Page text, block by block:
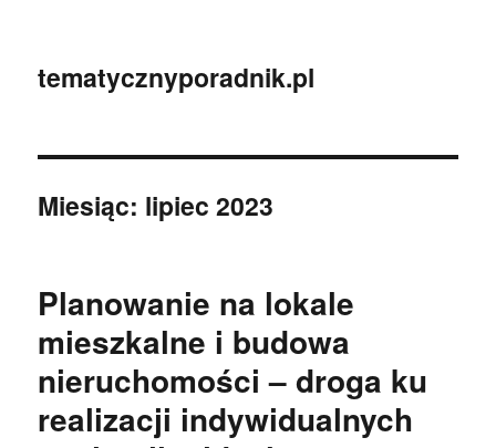
tematycznyporadnik.pl
Miesiąc: lipiec 2023
Planowanie na lokale
mieszkalne i budowa
nieruchomości – droga ku
realizacji indywidualnych